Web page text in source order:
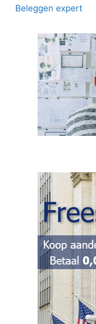
Beleggen expert